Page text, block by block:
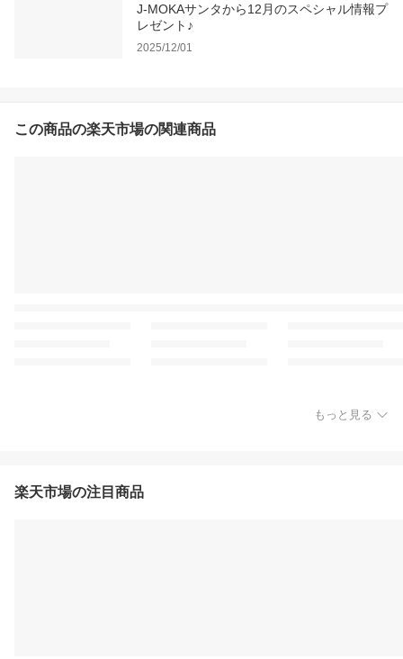
J-MOKAサンタから12月のスペシャル情報プ
レゼント♪
2025/12/01
この商品の楽天市場の関連商品
もっと見る
楽天市場の注目商品